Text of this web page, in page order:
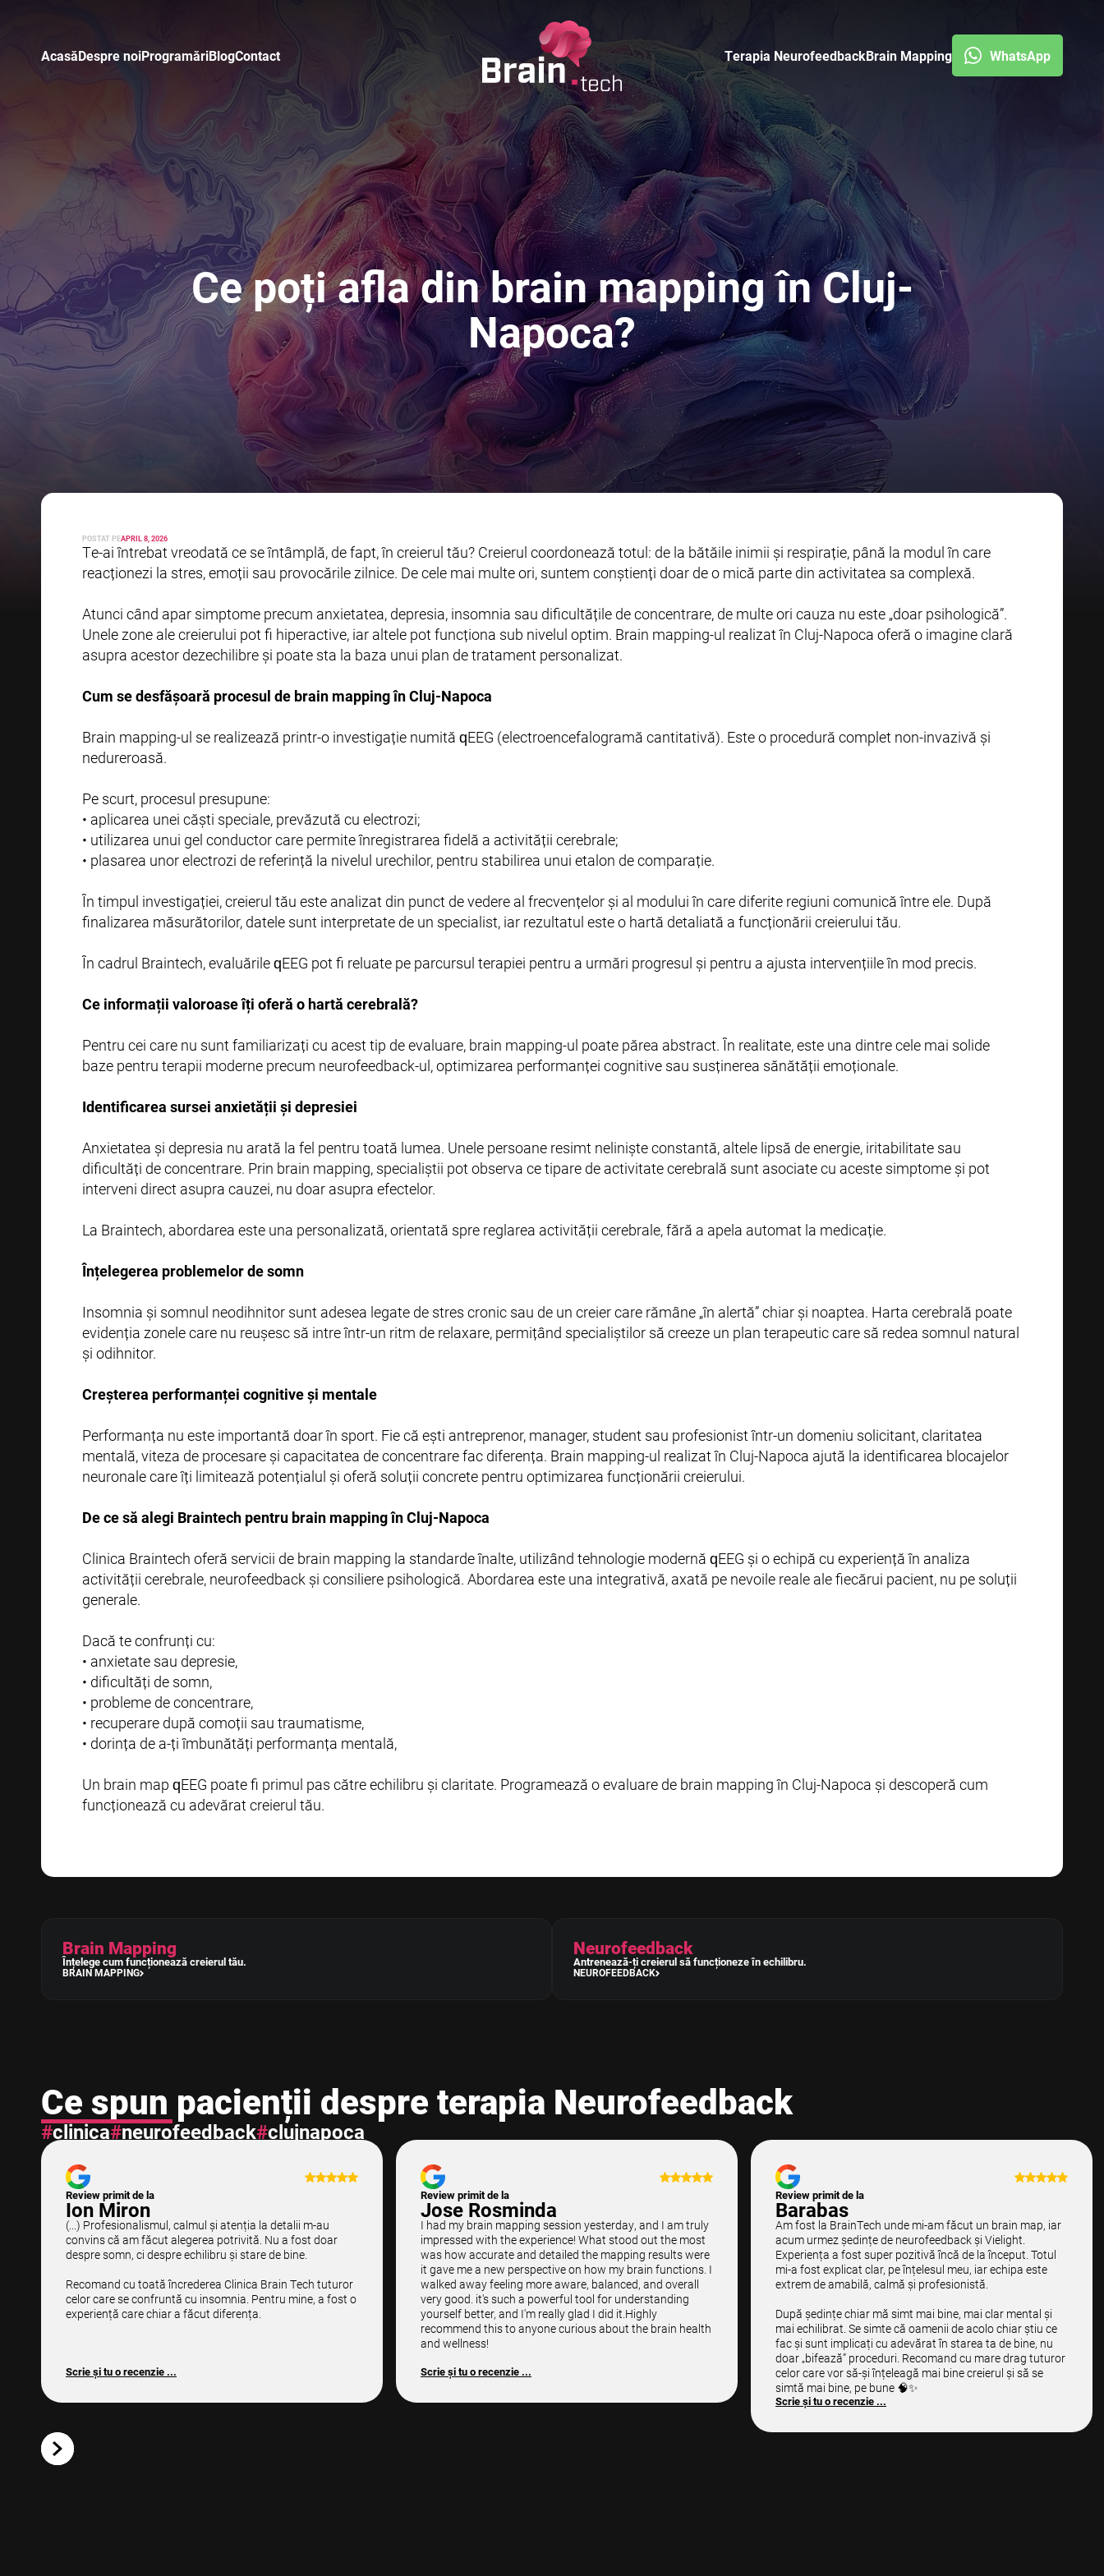
AcasăDespre noiProgramăriBlogContact Terapia NeurofeedbackBrain Mapping WhatsApp
Ce poți afla din brain mapping în Cluj-
Napoca?
POSTAT PEAPRIL 8, 2026
Te-ai întrebat vreodată ce se întâmplă, de fapt, în creierul tău? Creierul coordonează totul: de la bătăile inimii și respirație, până la modul în care
reacționezi la stres, emoții sau provocările zilnice. De cele mai multe ori, suntem conștienți doar de o mică parte din activitatea sa complexă.
Atunci când apar simptome precum anxietatea, depresia, insomnia sau dificultățile de concentrare, de multe ori cauza nu este „doar psihologică”.
Unele zone ale creierului pot fi hiperactive, iar altele pot funcționa sub nivelul optim. Brain mapping-ul realizat în Cluj-Napoca oferă o imagine clară
asupra acestor dezechilibre și poate sta la baza unui plan de tratament personalizat.
Cum se desfășoară procesul de brain mapping în Cluj-Napoca
Brain mapping-ul se realizează printr-o investigație numită qEEG (electroencefalogramă cantitativă). Este o procedură complet non-invazivă și
nedureroasă.
Pe scurt, procesul presupune:
• aplicarea unei căști speciale, prevăzută cu electrozi;
• utilizarea unui gel conductor care permite înregistrarea fidelă a activității cerebrale;
• plasarea unor electrozi de referință la nivelul urechilor, pentru stabilirea unui etalon de comparație.
În timpul investigației, creierul tău este analizat din punct de vedere al frecvențelor și al modului în care diferite regiuni comunică între ele. După
finalizarea măsurătorilor, datele sunt interpretate de un specialist, iar rezultatul este o hartă detaliată a funcționării creierului tău.
În cadrul Braintech, evaluările qEEG pot fi reluate pe parcursul terapiei pentru a urmări progresul și pentru a ajusta intervențiile în mod precis.
Ce informații valoroase îți oferă o hartă cerebrală?
Pentru cei care nu sunt familiarizați cu acest tip de evaluare, brain mapping-ul poate părea abstract. În realitate, este una dintre cele mai solide
baze pentru terapii moderne precum neurofeedback-ul, optimizarea performanței cognitive sau susținerea sănătății emoționale.
Identificarea sursei anxietății și depresiei
Anxietatea și depresia nu arată la fel pentru toată lumea. Unele persoane resimt neliniște constantă, altele lipsă de energie, iritabilitate sau
dificultăți de concentrare. Prin brain mapping, specialiștii pot observa ce tipare de activitate cerebrală sunt asociate cu aceste simptome și pot
interveni direct asupra cauzei, nu doar asupra efectelor.
La Braintech, abordarea este una personalizată, orientată spre reglarea activității cerebrale, fără a apela automat la medicație.
Înțelegerea problemelor de somn
Insomnia și somnul neodihnitor sunt adesea legate de stres cronic sau de un creier care rămâne „în alertă” chiar și noaptea. Harta cerebrală poate
evidenția zonele care nu reușesc să intre într-un ritm de relaxare, permițând specialiștilor să creeze un plan terapeutic care să redea somnul natural
și odihnitor.
Creșterea performanței cognitive și mentale
Performanța nu este importantă doar în sport. Fie că ești antreprenor, manager, student sau profesionist într-un domeniu solicitant, claritatea
mentală, viteza de procesare și capacitatea de concentrare fac diferența. Brain mapping-ul realizat în Cluj-Napoca ajută la identificarea blocajelor
neuronale care îți limitează potențialul și oferă soluții concrete pentru optimizarea funcționării creierului.
De ce să alegi Braintech pentru brain mapping în Cluj-Napoca
Clinica Braintech oferă servicii de brain mapping la standarde înalte, utilizând tehnologie modernă qEEG și o echipă cu experiență în analiza
activității cerebrale, neurofeedback și consiliere psihologică. Abordarea este una integrativă, axată pe nevoile reale ale fiecărui pacient, nu pe soluții
generale.
Dacă te confrunți cu:
• anxietate sau depresie,
• dificultăți de somn,
• probleme de concentrare,
• recuperare după comoții sau traumatisme,
• dorința de a-ți îmbunătăți performanța mentală,
Un brain map qEEG poate fi primul pas către echilibru și claritate. Programează o evaluare de brain mapping în Cluj-Napoca și descoperă cum
funcționează cu adevărat creierul tău.
Brain Mapping
Înțelege cum funcționează creierul tău.
BRAIN MAPPING
Neurofeedback
Antrenează-ți creierul să funcționeze în echilibru.
NEUROFEEDBACK
Ce spun pacienții despre terapia Neurofeedback
#clinica#neurofeedback#clujnapoca
Review primit de la
Ion Miron
(...) Profesionalismul, calmul și atenția la detalii m-au
convins că am făcut alegerea potrivită. Nu a fost doar
despre somn, ci despre echilibru și stare de bine.
Recomand cu toată încrederea Clinica Brain Tech tuturor
celor care se confruntă cu insomnia. Pentru mine, a fost o
experiență care chiar a făcut diferența.
Scrie și tu o recenzie ...
Review primit de la
Jose Rosminda
I had my brain mapping session yesterday, and I am truly
impressed with the experience! What stood out the most
was how accurate and detailed the mapping results were
it gave me a new perspective on how my brain functions. I
walked away feeling more aware, balanced, and overall
very good. it's such a powerful tool for understanding
yourself better, and I'm really glad I did it.Highly
recommend this to anyone curious about the brain health
and wellness!
Scrie și tu o recenzie ...
Review primit de la
Barabas
Am fost la BrainTech unde mi-am făcut un brain map, iar
acum urmez ședințe de neurofeedback și Vielight.
Experiența a fost super pozitivă încă de la început. Totul
mi-a fost explicat clar, pe înțelesul meu, iar echipa este
extrem de amabilă, calmă și profesionistă.
După ședințe chiar mă simt mai bine, mai clar mental și
mai echilibrat. Se simte că oamenii de acolo chiar știu ce
fac și sunt implicați cu adevărat în starea ta de bine, nu
doar „bifează” proceduri. Recomand cu mare drag tuturor
celor care vor să-și înțeleagă mai bine creierul și să se
simtă mai bine, pe bune 🧠✨
Scrie și tu o recenzie ...